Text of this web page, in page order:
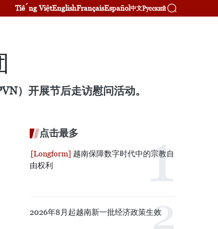
Tiếng ViệtEnglishFrançaisEspañol中文Русский
）开展节后走访慰问活动。
点击最多
越南保障数字时代中的宗教自
由权利
2026年8月起越南新一批经济政策生效